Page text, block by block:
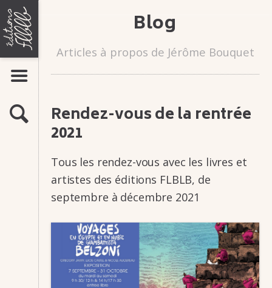
ÉDITIONS
FLBLB
MAISON
D'ÉDITION
BANDE
DESSINÉE,
ROMAN-
PHOTO,
FLIP-
BOOK
RECHERCHE
AFFICHER LE MENU
LIVRES
Bandes dessinées
Romans-photos
Flipbooks
AUTEURS
ACTUALITÉS
ATELIERS
INFOS & CONTACTS
Présentation
Contacts
Stages
Manuscrits
Blog
Articles à propos de Jérôme Bouquet
Rendez-vous de la rentrée
2021
Tous les rendez-vous avec les livres et
artistes des éditions FLBLB, de
septembre à décembre 2021